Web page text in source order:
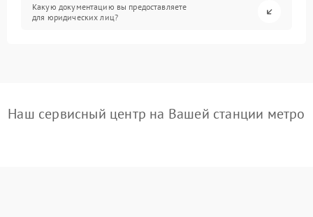
Какую документацию вы предоставляете
для юридических лиц?
Наш сервисный центр на Вашей станции метро